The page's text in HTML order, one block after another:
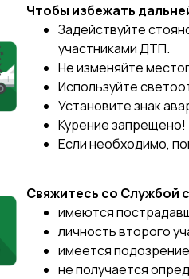
Чтобы избежать
Задействуйте
участниками ДТП.
Не изменяйте
Используйте
Установите знак
Курение запрещено!
Если необходимо,
Свяжитесь со Службой
имеются
личность второго
имеется
не получается